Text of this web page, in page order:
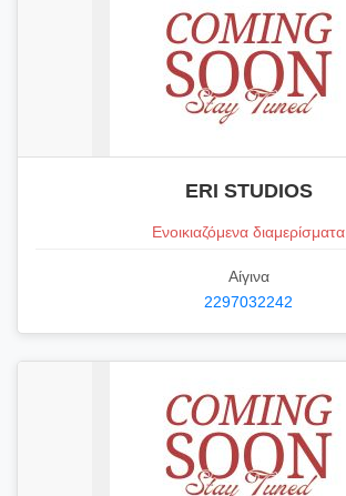
ERI STUDIOS
Ενοικιαζόμενα διαμερίσματα
Αίγινα
2297032242